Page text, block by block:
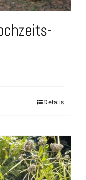
Details